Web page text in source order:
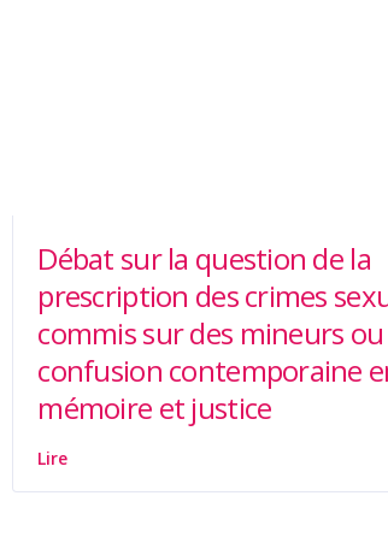
Débat sur la question de la
prescription des crimes
commis sur des mineurs ou
confusion contemporaine
mémoire et justice
Lire